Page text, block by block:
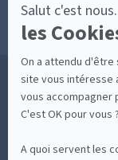
Salut c'est
les
On a attendu d'être
site vous intéresse
vous accompagner
C'est OK pour vous ?
A quoi servent les
36 RUE DES
CLIQUEZ-ICI POUR